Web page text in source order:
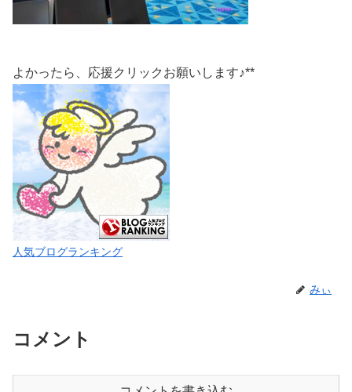
よかったら、応援クリックお願いします♪**
人気ブログランキング
みぃ
コメント